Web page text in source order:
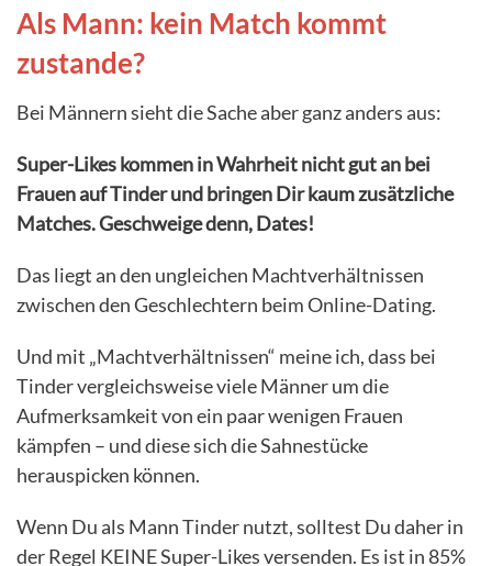
Als Mann: kein Match kommt
zustande?
Bei Männern sieht die Sache aber ganz anders aus:
Super-Likes kommen in Wahrheit nicht gut an bei
Frauen auf Tinder und bringen Dir kaum zusätzliche
Matches. Geschweige denn, Dates!
Das liegt an den ungleichen Machtverhältnissen
zwischen den Geschlechtern beim Online-Dating.
Und mit „Machtverhältnissen“ meine ich, dass bei
Tinder vergleichsweise viele Männer um die
Aufmerksamkeit von ein paar wenigen Frauen
kämpfen – und diese sich die Sahnestücke
herauspicken können.
Wenn Du als Mann Tinder nutzt, solltest Du daher in
der Regel KEINE Super-Likes versenden. Es ist in 85%